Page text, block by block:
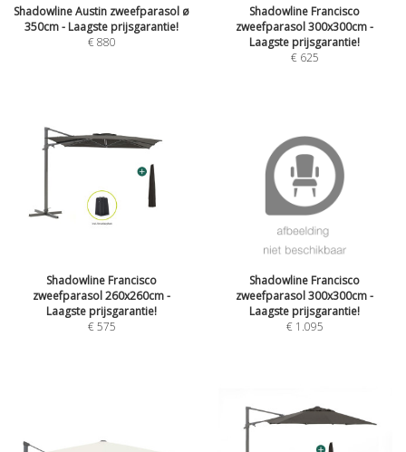
Shadowline Austin zweefparasol ø
350cm - Laagste prijsgarantie!
€880
Shadowline Francisco
zweefparasol 300x300cm -
Laagste prijsgarantie!
€ 625
Shadowline Francisco
zweefparasol 260x260cm -
Laagste prijsgarantie!
€575
Shadowline Francisco
zweefparasol 300x300cm -
Laagste prijsgarantie!
€ 1.095